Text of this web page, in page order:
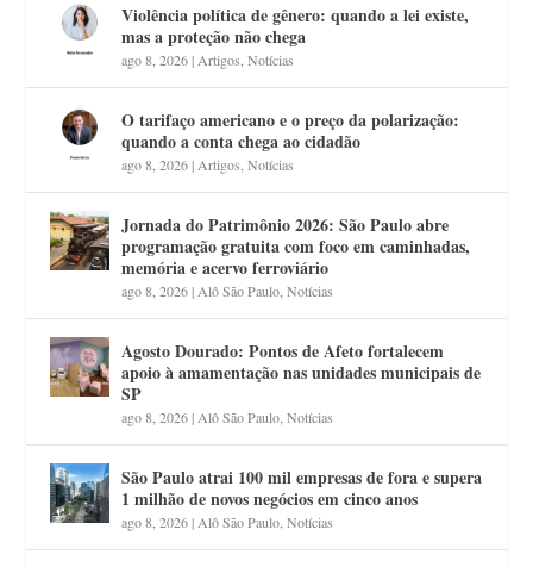
Violência política de gênero: quando a lei existe,
mas a proteção não chega
ago 8, 2026| Artigos ,Notícias
O tarifaço americano e o preço da polarização:
quando a conta chega ao cidadão
ago 8, 2026| Artigos ,Notícias
Jornada do Patrimônio 2026: São Paulo abre
programação gratuita com foco em caminhadas,
memória e acervo ferroviário
ago 8, 2026| Alô São Paulo ,Notícias
Agosto Dourado: Pontos de Afeto fortalecem
apoio à amamentação nas unidades municipais de
SP
ago 8, 2026| Alô São Paulo ,Notícias
São Paulo atrai 100 mil empresas de fora e supera
1 milhão de novos negócios em cinco anos
ago 8, 2026| Alô São Paulo ,Notícias